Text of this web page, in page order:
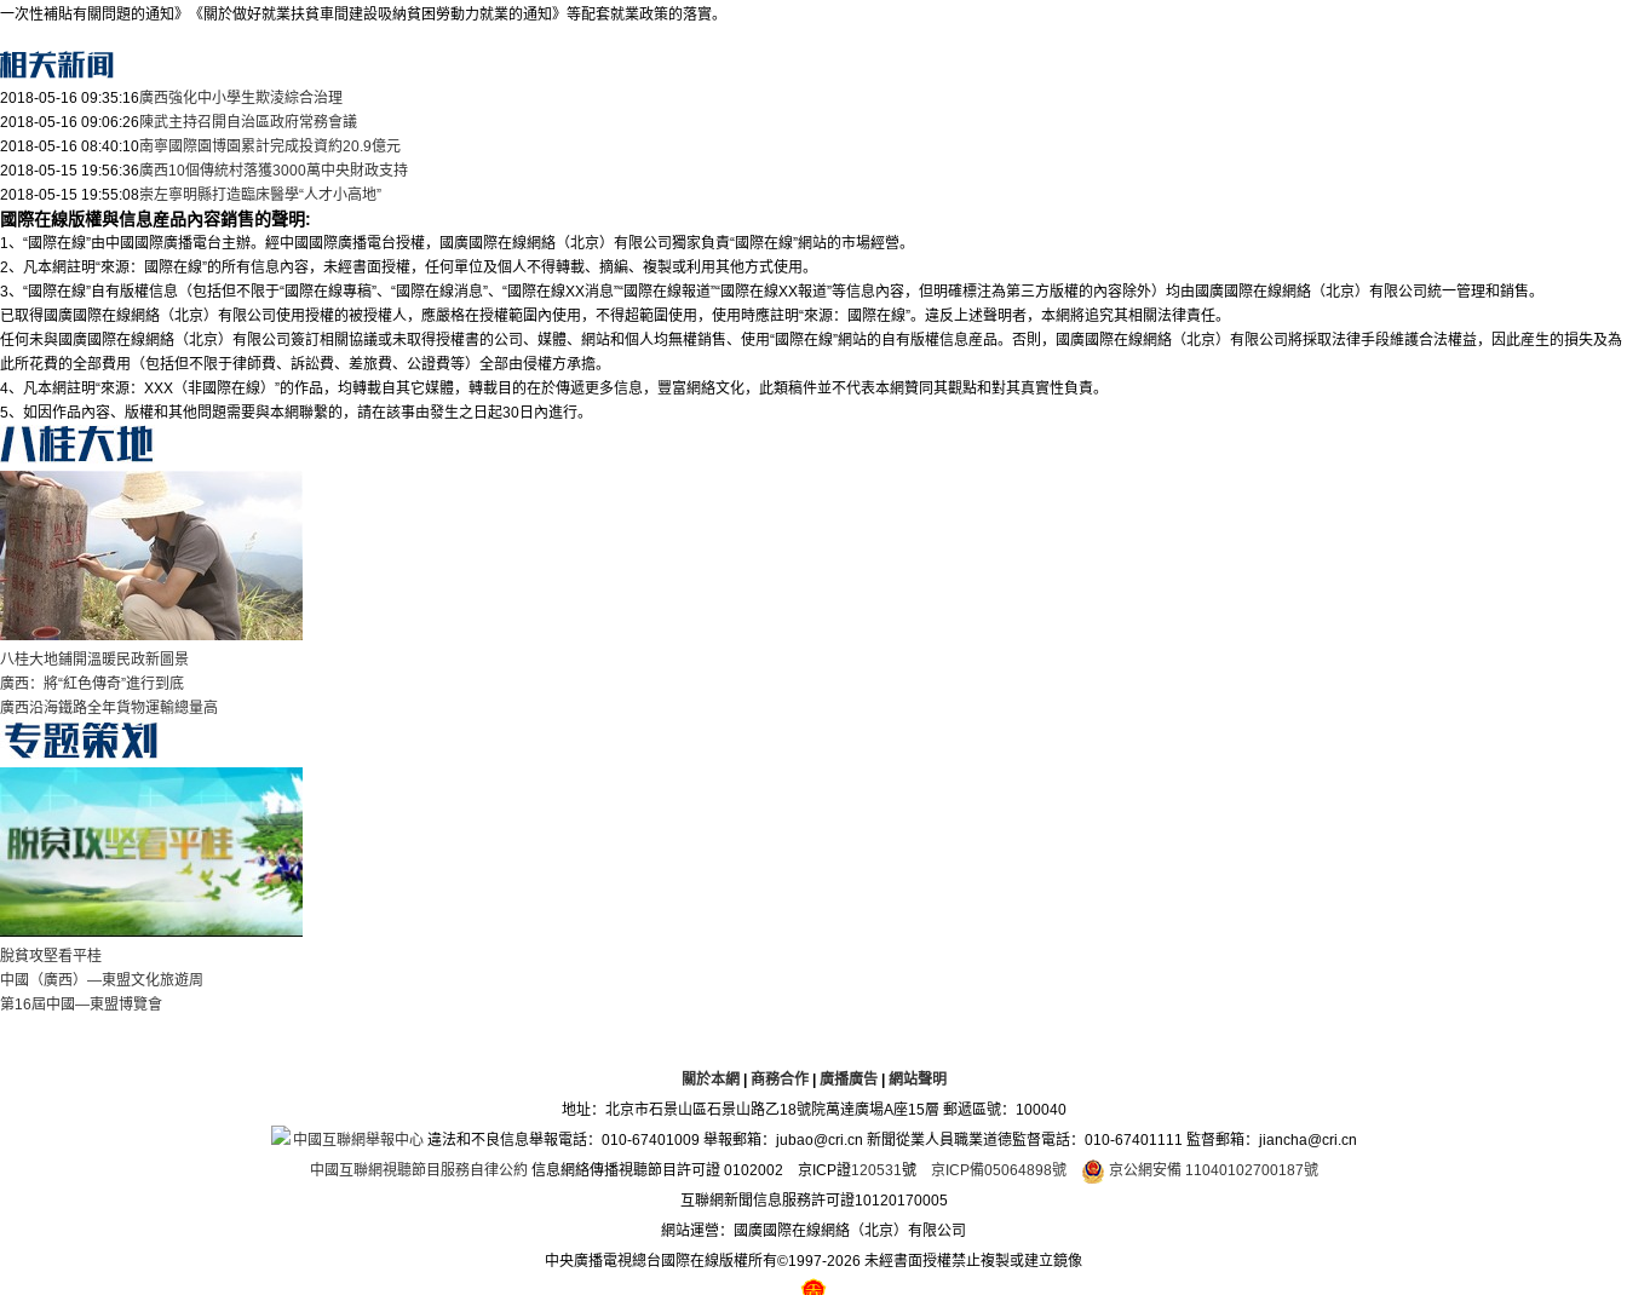
一次性補貼有關問題的通知》《關於做好就業扶貧車間建設吸納貧困勞動力就業的通知》等配套就業政策的落實。
2018-05-16 09:35:16廣西強化中小學生欺淩綜合治理
2018-05-16 09:06:26 陳武主持召開自治區政府常務會議
2018-05-16 08:40:10南寧國際園博園累計完成投資約20.9億元
2018-05-15 19:56:36廣西10個傳統村落獲3000萬中央財政支持
2018-05-15 19:55:08崇左寧明縣打造臨床醫學“人才小高地”
國際在線版權與信息産品內容銷售的聲明:
1、“國際在線”由中國國際廣播電台主辦。經中國國際廣播電台授權，國廣國際在線網絡（北京）有限公司獨家負責“國際在線”網站的市場經營。
2、凡本網註明“來源：國際在線”的所有信息內容，未經書面授權，任何單位及個人不得轉載、摘編、複製或利用其他方式使用。
3、“國際在線”自有版權信息（包括但不限于“國際在線專稿”、“國際在線消息”、“國際在線XX消息”“國際在線報道”“國際在線XX報道”等信息內容，但明確標注為第三方版權的內容除外）均由國廣國際在線網絡（北京）有限公司統一管理和銷售。
已取得國廣國際在線網絡（北京）有限公司使用授權的被授權人，應嚴格在授權範圍內使用，不得超範圍使用，使用時應註明“來源：國際在線”。違反上述聲明者，本網將追究其相關法律責任。
任何未與國廣國際在線網絡（北京）有限公司簽訂相關協議或未取得授權書的公司、媒體、網站和個人均無權銷售、使用“國際在線”網站的自有版權信息産品。否則，國廣國際在線網絡（北京）有限公司將採取法律手段維護合法權益，因此産生的損失及為
此所花費的全部費用（包括但不限于律師費、訴訟費、差旅費、公證費等）全部由侵權方承擔。
4、凡本網註明“來源：XXX（非國際在線）”的作品，均轉載自其它媒體，轉載目的在於傳遞更多信息，豐富網絡文化，此類稿件並不代表本網贊同其觀點和對其真實性負責。
5、如因作品內容、版權和其他問題需要與本網聯繫的，請在該事由發生之日起30日內進行。
八桂大地鋪開溫暖民政新圖景
廣西：將“紅色傳奇”進行到底
廣西沿海鐵路全年貨物運輸總量高
脫貧攻堅看平桂
中國（廣西）—東盟文化旅遊周
第16屆中國—東盟博覽會
關於本網 商務合作| 廣播廣告| 網站聲明
地址：北京市石景山區石景山路乙18號院萬達廣場A座15層 郵遞區號：100040
中國互聯網舉報中心違法和不良信息舉報電話：010-67401009 舉報郵箱：jubao@cri.cn 新聞從業人員職業道德監督電話：010-67401111 監督郵箱：jiancha@cri.cn
中國互聯網視聽節目服務自律公約 信息網絡傳播視聽節目許可證 0102002 京ICP證120531號 京ICP備05064898號
京公網安備 11040102700187號
互聯網新聞信息服務許可證10120170005
網站運營：國廣國際在線網絡（北京）有限公司
中央廣播電視總台國際在線版權所有©1997-2026 未經書面授權禁止複製或建立鏡像